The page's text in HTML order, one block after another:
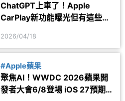
#ChatGPT
ChatGPT上車了！Apple
CarPlay新功能曝光但有這些限
2026/04/18
#Apple蘋果
聚焦AI！WWDC 2026蘋果開
發者大會6/8登場 iOS 27預期亮